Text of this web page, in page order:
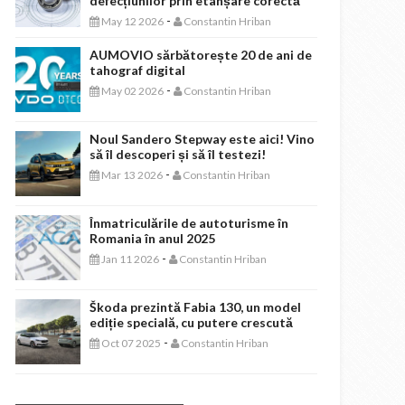
May 12 2026 - Constantin Hriban
AUMOVIO sărbătorește 20 de ani de
tahograf digital
May 02 2026 - Constantin Hriban
Noul Sandero Stepway este aici! Vino
să îl descoperi și să îl testezi!
Mar 13 2026 - Constantin Hriban
Înmatriculările de autoturisme în
Romania în anul 2025
Jan 11 2026 - Constantin Hriban
Škoda prezintă Fabia 130, un model
ediție specială, cu putere crescută
Oct 07 2025 - Constantin Hriban